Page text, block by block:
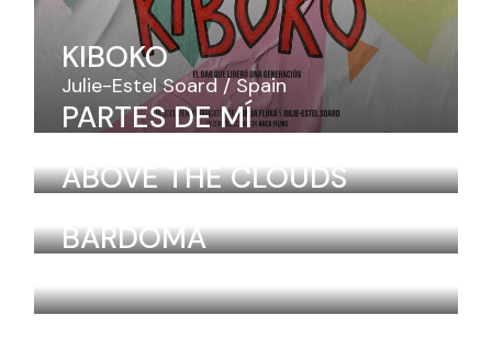
KIBOKO
Julie-Estel Soard Spain
PARTES DE MÍ
ABOVE THE CLOUDS
BARDOMA